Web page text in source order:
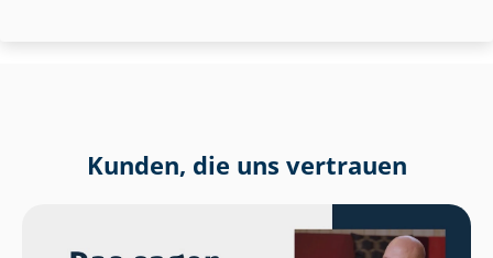
Kunden, die uns vertrauen